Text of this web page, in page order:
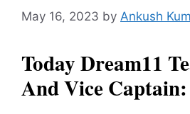
May 16, 2023 by Ankush
Today Dream11
And Vice Captain: